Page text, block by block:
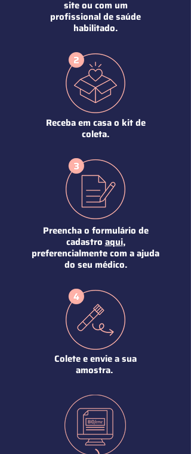
site ou com um
profissional de saúde
habilitado.
Receba em casa o kit de
coleta.
Preencha o formulário de
cadastroaqui,
preferencialmente com a ajuda
do seu médico.
Colete e envie a sua
amostra.